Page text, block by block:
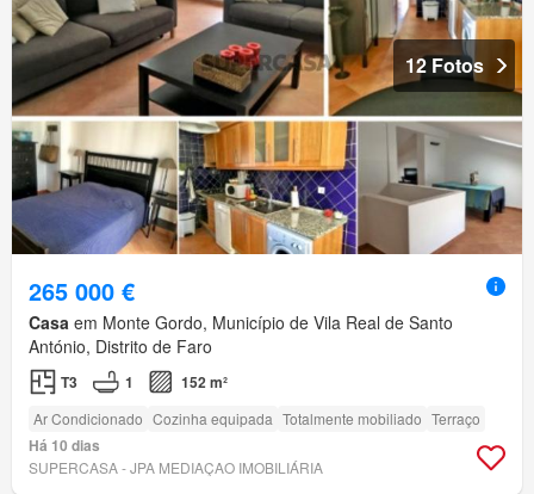
12 Fotos
265 000 €
Casa em Monte Gordo, Município de Vila Real de Santo
António, Distrito de Faro
T3 1 152 m²
Ar Condicionado Cozinha equipada Totalmente mobiliado Terraço
Há 10 dias
SUPERCASA - JPA MEDIAÇAO IMOBILIÁRIA